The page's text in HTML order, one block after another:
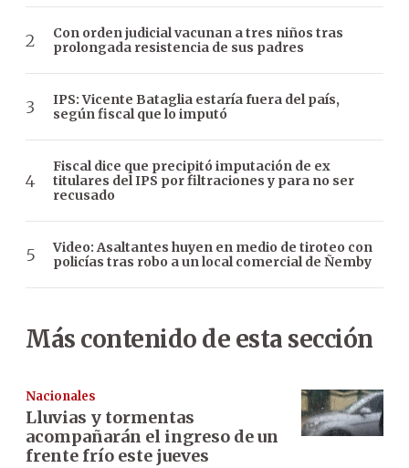
Con orden judicial vacunan a tres niños tras
prolongada resistencia de sus padres
IPS: Vicente Bataglia estaría fuera del país,
según fiscal que lo imputó
Fiscal dice que precipitó imputación de ex
titulares del IPS por filtraciones y para no ser
recusado
Video: Asaltantes huyen en medio de tiroteo con
policías tras robo a un local comercial de Ñemby
Más contenido de esta sección
Nacionales
Lluvias y tormentas
acompañarán el ingreso de un
frente frío este jueves